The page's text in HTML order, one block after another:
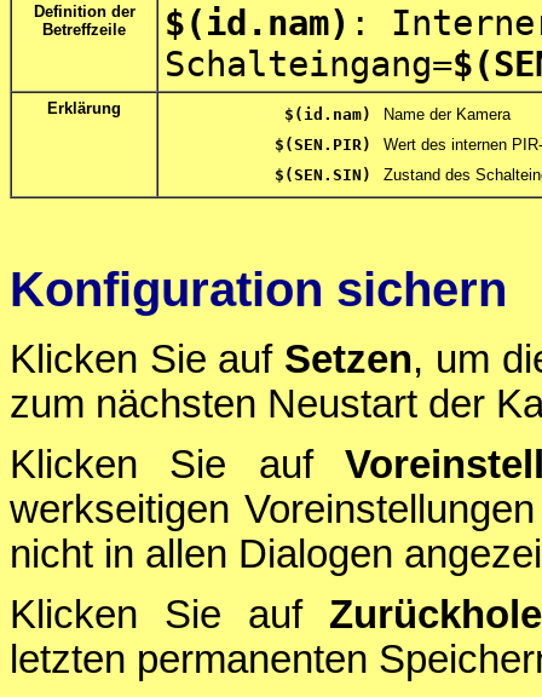
Definition der
Betreffzeile
$(id.nam) :
Schalteingang=
Erklärung $(id.nam)
Name der Kamera
$(SEN.PIR)
Wert des internen
$(SEN.SIN)
Zustand des
Konfiguration sichern
Klicken Sie auf Setzen, um
zum nächsten Neustart der
Klicken Sie auf
werkseitigen
nicht in allen Dialogen
Klicken Sie auf
letzten permanenten